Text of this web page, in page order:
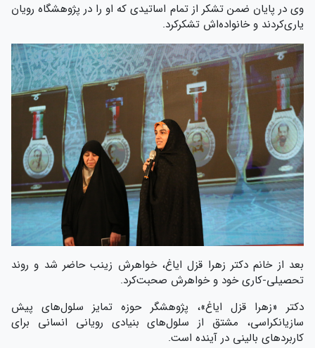
وی در پایان ضمن تشکر از تمام اساتیدی که او را در پژوهشگاه رویان
یاری‌کردند و خانواده‌اش تشکر‌کرد.
بعد از خانم دکتر زهرا قزل ایاغ، خواهرش زینب حاضر شد و روند
تحصیلی-کاری خود و خواهرش صحبت‌کرد.
دکتر «زهرا قزل ایاغ»، پژوهشگر حوزه تمایز سلول‌های پیش
سازیانکراسی، مشتق از سلول‌های بنیادی رویانی انسانی برای
کاربردهای بالینی در آینده است.